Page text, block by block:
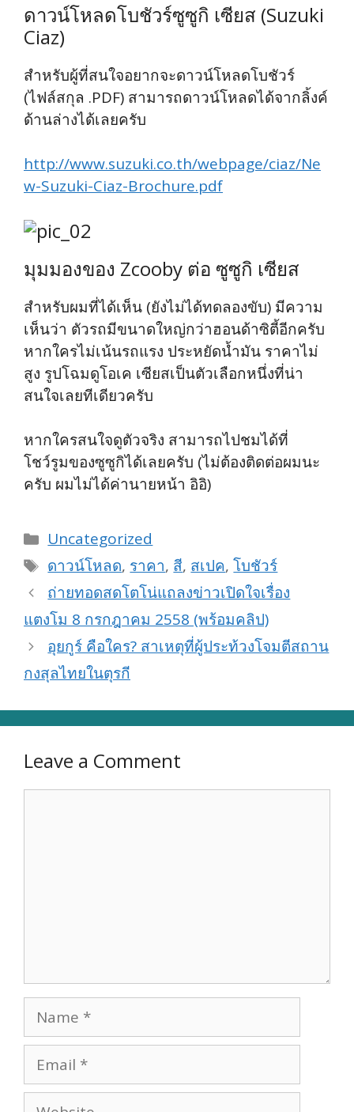
ดาวน์โหลดโบชัวร์ซูซูกิ เซียส (Suzuki
Ciaz)
สำหรับผู้ที่สนใจอยากจะดาวน์โหลดโบชัวร์
(ไฟล์สกุล .PDF) สามารถดาวน์โหลดได้จากลิ้งค์
ด้านล่างได้เลยครับ
http://www.suzuki.co.th/webpage/ciaz/Ne
w-Suzuki-Ciaz-Brochure.pdf
มุมมองของ Zcooby ต่อ ซูซูกิ เซียส
สำหรับผมที่ได้เห็น (ยังไม่ได้ทดลองขับ) มีความ
เห็นว่า ตัวรถมีขนาดใหญ่กว่าฮอนด้าซิตี้อีกครับ
หากใครไม่เน้นรถแรง ประหยัดน้ำมัน ราคาไม่
สูง รูปโฉมดูโอเค เซียสเป็นตัวเลือกหนึ่งที่น่า
สนใจเลยทีเดียวครับ
หากใครสนใจดูตัวจริง สามารถไปชมได้ที่
โชว์รูมของซูซูกิได้เลยครับ (ไม่ต้องติดต่อผมนะ
ครับ ผมไม่ได้ค่านายหน้า อิอิ)
Categories
Uncategorized
Tags
ดาวน์โหลด, ราคา, สี, สเปค,โบชัวร์
ถ่ายทอดสดโตโน่แถลงข่าวเปิดใจเรื่อง
แตงโม 8 กรกฎาคม 2558 (พร้อมคลิป)
อุยกูร์ คือใคร? สาเหตุที่ผู้ประท้วงโจมตีสถาน
กงสุลไทยในตุรกี
Leave a Comment
Name
Email
Website